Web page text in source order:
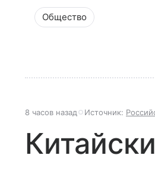
Общество
8 часов назад Источник: